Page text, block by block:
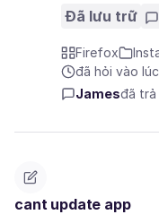
Đã lưu trữ
Firefox
đã hỏi vào
Jamesđã trả
cant update app